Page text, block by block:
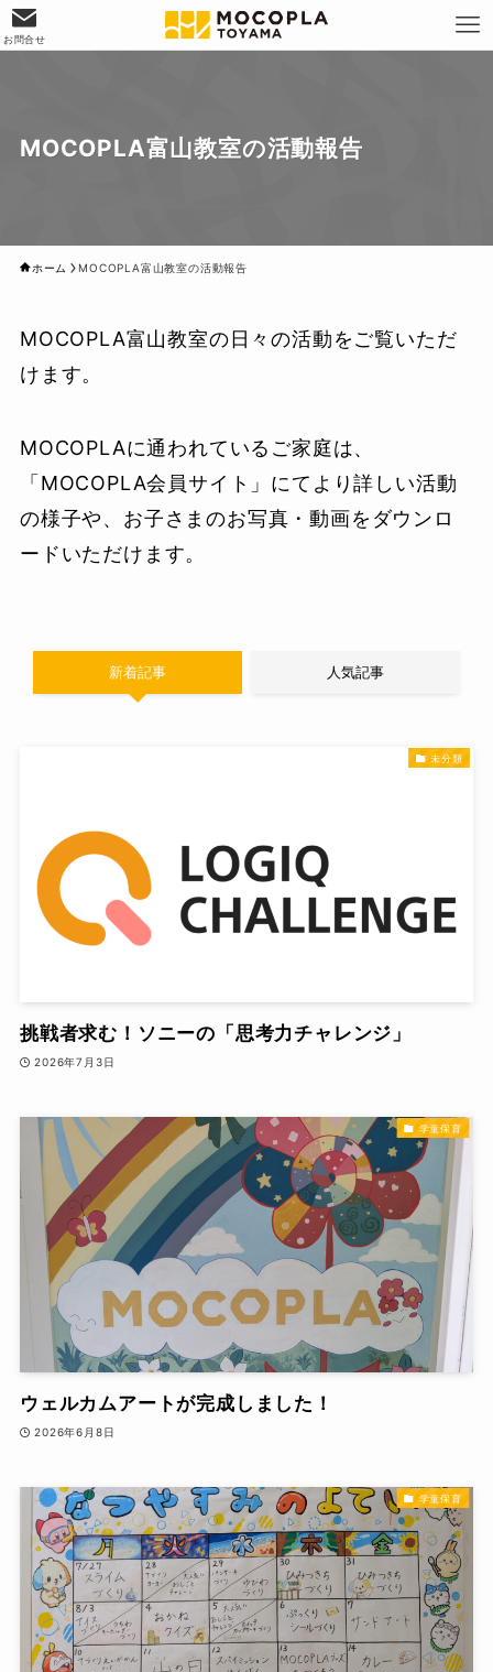
お問合せ
MOCOPLA富山教室の活動報告
ホーム MOCOPLA富山教室の活動報告
MOCOPLA富山教室の日々の活動をご覧いただ
けます。
MOCOPLAに通われているご家庭は、
「MOCOPLA会員サイト」にてより詳しい活動
の様子や、お子さまのお写真・動画をダウンロ
ードいただけます。
新着記事 人気記事
未分類
挑戦者求む！ソニーの「思考力チャレンジ」
2026年7月3日
学童保育
ウェルカムアートが完成しました！
2026年6月8日
学童保育